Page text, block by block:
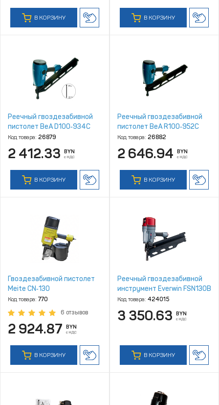
В КОРЗИНУ В КОРЗИНУ
Реечный гвоздезабивной
пистолет BeA D100‑934C
Код товара: 26879
2 412.33 BYN
с НДС
В КОРЗИНУ
Реечный гвоздезабивной
пистолет BeA R100‑952C
Код товара: 26882
2 646.94 BYN
с НДС
В КОРЗИНУ
Гвоздезабивной пистолет
Meite CN‑130
Код товара: 770
6 отзывов
2 924.87 BYN
с НДС
В КОРЗИНУ
Реечный гвоздезабивной
инструмент Everwin FSN130B
Код товара: 424015
3 350.63 BYN
с НДС
В КОРЗИНУ